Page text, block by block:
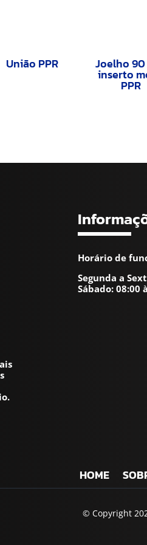
União PPR Joelho 90
inserto
PPR
Horário de
Segunda a
Sábado: 08:00
HOME
© Copyright